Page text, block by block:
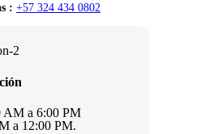
: +57 324 434 0802
AM a 6:00 PM
a 12:00 PM.